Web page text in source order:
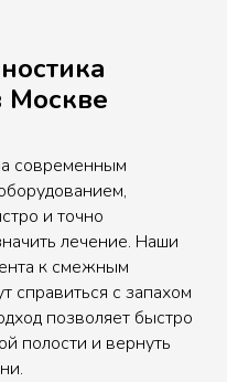
Москве
современным
и точно
лечение. Наши
к смежным
справиться с запахом
позволяет быстро
полости и вернуть